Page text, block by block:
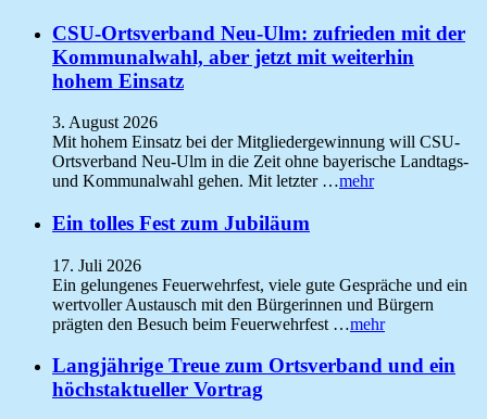
CSU-Ortsverband Neu-Ulm: zufrieden mit der
Kommunalwahl, aber jetzt mit weiterhin
hohem Einsatz
3. August 2026
Mit hohem Einsatz bei der Mitgliedergewinnung will CSU-
Ortsverband Neu-Ulm in die Zeit ohne bayerische Landtags-
und Kommunalwahl gehen. Mit letzter …mehr
Ein tolles Fest zum Jubiläum
17. Juli 2026
Ein gelungenes Feuerwehrfest, viele gute Gespräche und ein
wertvoller Austausch mit den Bürgerinnen und Bürgern
prägten den Besuch beim Feuerwehrfest …mehr
Langjährige Treue zum Ortsverband und ein
höchstaktueller Vortrag